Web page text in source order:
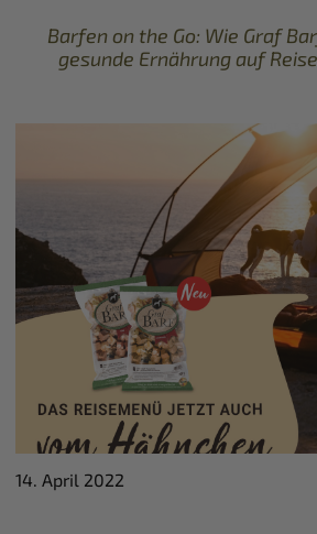
Barfen on the Go: Wie Graf
gesunde Ernährung auf
14. April 2022